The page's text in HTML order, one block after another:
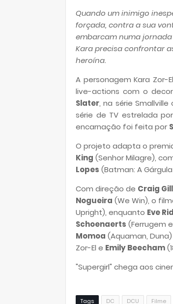
Quando um inimigo
forçada, contra a sua
embarcam numa
Kara precisa confrontar
heroína.
A personagem Kara
live-actions com o
Slater, na série
série de TV estrelada por
encarnação foi feita por
O projeto adapta o
King (Senhor Milagre),
Lopes (Batman: A
Com direção de Craig
Nogueira (We Win), o
Upright), enquanto Eve
Schoenaerts (Ferrugem
Momoa (Aquaman,
Zor-El e Emily Beecham
"Supergirl" chega aos
Tags DC DCU Filme